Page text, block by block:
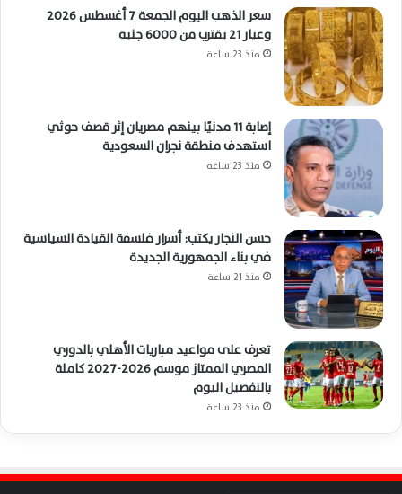
سعر الذهب اليوم الجمعة 7 أغسطس 2026
وعيار 21 يقترب من 6000 جنيه
منذ 23 ساعة
إصابة 11 مدنيًا بينهم مصريان إثر قصف حوثي
استهدف منطقة نجران السعودية
منذ 23 ساعة
حسن النجار يكتب: أسرار فلسفة القيادة السياسية
في بناء الجمهورية الجديدة
منذ 21 ساعة
تعرف على مواعيد مباريات الأهلي بالدوري
المصري الممتاز موسم 2026-2027 كاملة
بالتفصيل اليوم
منذ 23 ساعة